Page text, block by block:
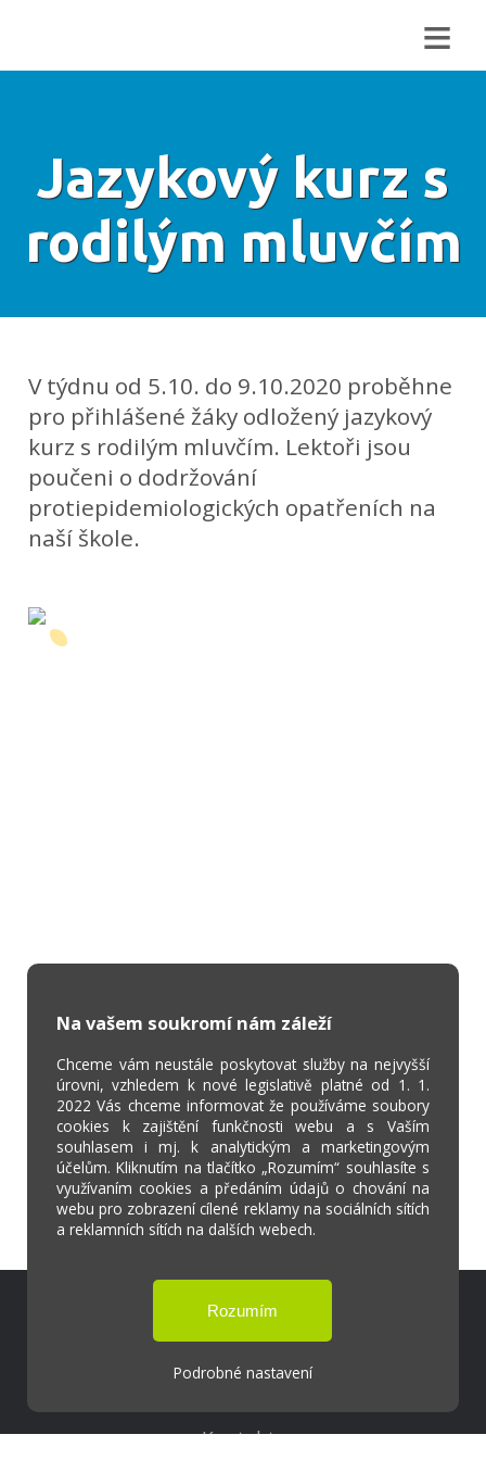
≡
Jazykový kurz s
rodilým mluvčím
V týdnu od 5.10. do 9.10.2020 proběhne
pro přihlášené žáky odložený jazykový
kurz s rodilým mluvčím. Lektoři jsou
poučeni o dodržování
protiepidemiologických opatřeních na
naší škole.
Na vašem soukromí nám záleží
Chceme vám neustále poskytovat služby na nejvyšší
úrovni, vzhledem k nové legislativě platné od 1. 1.
2022 Vás chceme informovat že používáme soubory
cookies k zajištění funkčnosti webu a s Vaším
souhlasem i mj. k analytickým a marketingovým
účelům. Kliknutím na tlačítko „Rozumím“ souhlasíte s
využívaním cookies a předáním údajů o chování na
webu pro zobrazení cílené reklamy na sociálních sítích
a reklamních sítích na dalších webech.
Podrobné nastavení
Škola Online
Strava.cz
Kontakty